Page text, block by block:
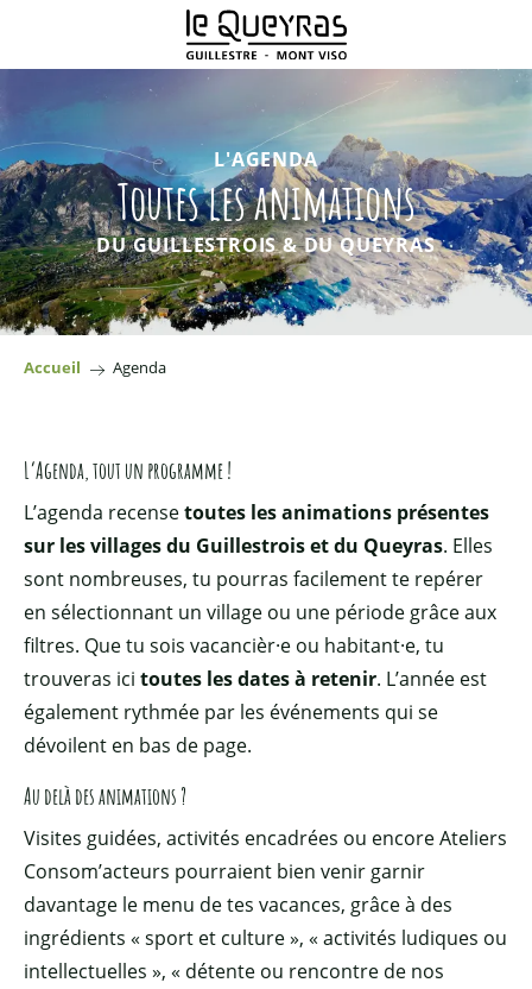
contenu
L'AGENDA
Toutes les animations
DU GUILLESTROIS & DU QUEYRAS
Accueil Agenda
L’Agenda, tout un programme !
L’agenda recensetoutes les animations présentes
sur les villages du Guillestrois et du Queyras. Elles
sont nombreuses, tu pourras facilement te repérer
en sélectionnant un village ou une période grâce aux
filtres. Que tu sois vacancièr·e ou habitant·e, tu
trouveras ici toutes les dates à retenir. L’année est
également rythmée par les événements qui se
dévoilent en bas de page.
Au delà des animations ?
Visites guidées, activités encadrées ou encore Ateliers
Consom’acteurs pourraient bien venir garnir
davantage le menu de tes vacances, grâce à des
ingrédients « sport et culture », « activités ludiques ou
intellectuelles », « détente ou rencontre de nos